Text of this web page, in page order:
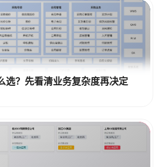
选？先看清业务复杂度再决定